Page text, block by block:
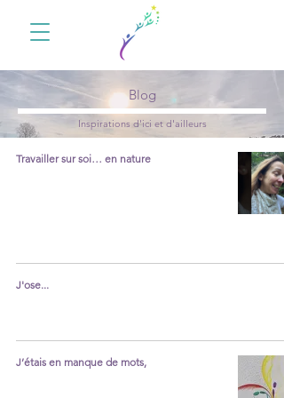
Blog
Inspirations d'ici et d'ailleurs
Travailler sur soi… en nature
J'ose...
J’étais en manque de mots,